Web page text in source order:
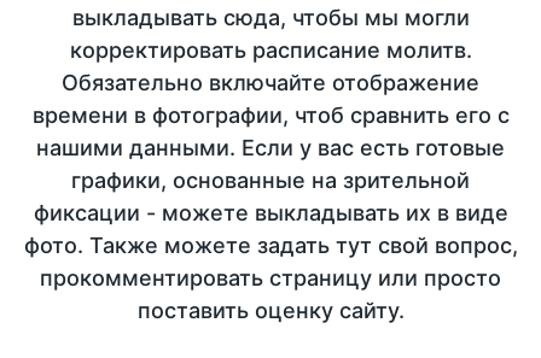
выкладывать сюда, чтобы мы могли
корректировать расписание молитв.
Обязательно включайте отображение
времени в фотографии, чтоб сравнить его с
нашими данными. Если у вас есть готовые
графики, основанные на зрительной
фиксации - можете выкладывать их в виде
фото. Также можете задать тут свой вопрос,
прокомментировать страницу или просто
поставить оценку сайту.